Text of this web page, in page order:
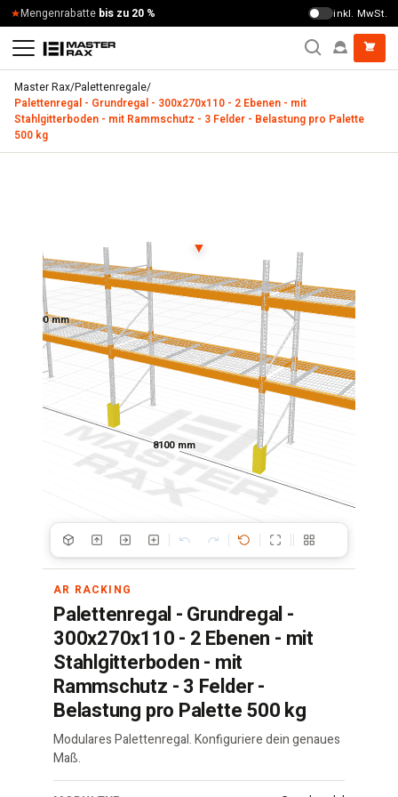
Zum Inhalt springen
Mengenrabatte bis zu 20 % inkl. MwSt.
Master Rax/Palettenregale/
Palettenregal - Grundregal - 300x270x110 - 2 Ebenen - mit
Stahlgitterboden - mit Rammschutz - 3 Felder - Belastung pro Palette
500 kg
3000 mm
8100 mm
▼
AR RACKING
Palettenregal - Grundregal -
300x270x110 - 2 Ebenen - mit
Stahlgitterboden - mit
Rammschutz - 3 Felder -
Belastung pro Palette 500 kg
Modulares Palettenregal. Konfiguriere dein genaues
Maß.
Palettenregal